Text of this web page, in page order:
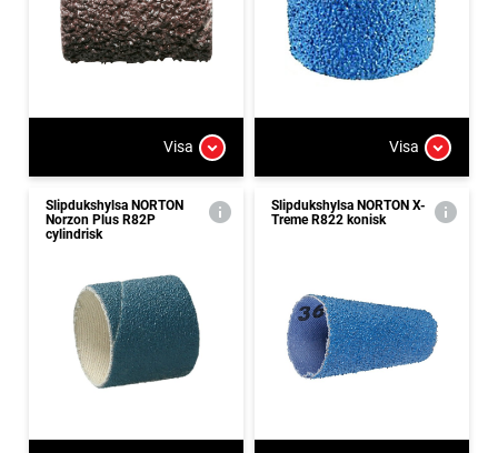
Visa Visa
Slipdukshylsa NORTON
Norzon Plus R82P
cylindrisk
Slipdukshylsa NORTON X-
Treme R822 konisk